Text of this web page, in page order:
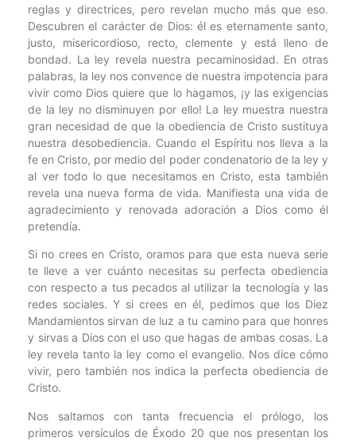
reglas y directrices, pero revelan mucho más que eso.
Descubren el carácter de Dios: él es eternamente santo,
justo, misericordioso, recto, clemente y está lleno de
bondad. La ley revela nuestra pecaminosidad. En otras
palabras, la ley nos convence de nuestra impotencia para
vivir como Dios quiere que lo hagamos, ¡y las exigencias
de la ley no disminuyen por ello! La ley muestra nuestra
gran necesidad de que la obediencia de Cristo sustituya
nuestra desobediencia. Cuando el Espíritu nos lleva a la
fe en Cristo, por medio del poder condenatorio de la ley y
al ver todo lo que necesitamos en Cristo, esta también
revela una nueva forma de vida. Manifiesta una vida de
agradecimiento y renovada adoración a Dios como él
pretendía.
Si no crees en Cristo, oramos para que esta nueva serie
te lleve a ver cuánto necesitas su perfecta obediencia
con respecto a tus pecados al utilizar la tecnología y las
redes sociales. Y si crees en él, pedimos que los Diez
Mandamientos sirvan de luz a tu camino para que honres
y sirvas a Dios con el uso que hagas de ambas cosas. La
ley revela tanto la ley como el evangelio. Nos dice cómo
vivir, pero también nos indica la perfecta obediencia de
Cristo.
Nos saltamos con tanta frecuencia el prólogo, los
primeros versículos de Éxodo 20 que nos presentan los